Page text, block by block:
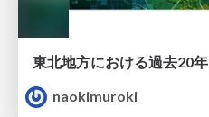
東北地方における過去20
naokimuroki